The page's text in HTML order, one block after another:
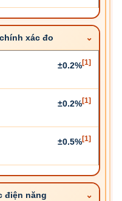
xác đo
±0.2%[1]
±0.2%[1]
±0.5%[1]
điện năng